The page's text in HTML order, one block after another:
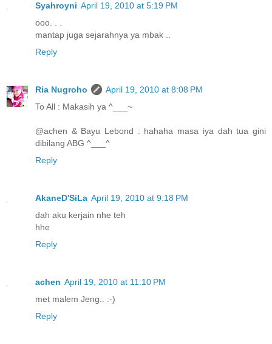
Syahroyni April 19, 2010 at 5:19 PM
ooo. . .
mantap juga sejarahnya ya mbak ..
Reply
Ria Nugroho
April 19, 2010 at 8:08 PM
To All : Makasih ya ^___~
@achen & Bayu Lebond : hahaha masa iya dah tua gini
dibilang ABG ^___^
Reply
AkaneD'SiLa April 19, 2010 at 9:18 PM
dah aku kerjain nhe teh
hhe
Reply
achen April 19, 2010 at 11:10 PM
met malem Jeng.. :-)
Reply